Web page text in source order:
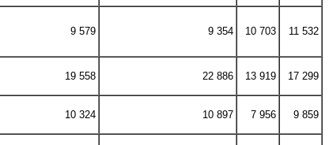
9 579 9 354 10 703 11 532
19 558 22 886 13 919 17 299
10 324 10 897 7 956 9 859